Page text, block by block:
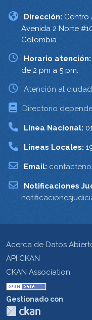
Dirección: Centro
Avenida 2 Norte
Colombia.
Horario atención:
de 2 pm a 5 pm.
Atención al
Directorio
Linea Nacional:
Lineas Locales:
Email:
Notificaciones
Acerca de Datos
API CKAN
CKAN Association
Gestionado con